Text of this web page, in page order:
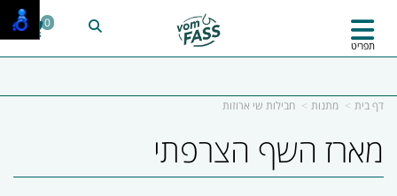
תפריט
0
דף בית מתנות חבילות שי ארוזות
מארז השף הצרפתי